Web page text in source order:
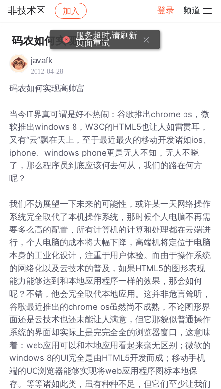
非技术区 加入 登录 频道
社区 非技术区 帖子详情
码农如何实现高帅富
javafk
2012-04-28
码农如何实现高帅富
当今IT界真可谓是好不热闹：谷歌推出chrome os，微
软推出windows 8，W3C的HTML5也让人如雷贯耳，
又有“云”飘在天上，至于最近最火的移动开发诸如ios、
iphone、windows phone更是无人不知，无人不晓
了，那么程序员到底应该何去何从，我们的路在何方
呢？
我们不妨展望一下未来的可能性，或许某一天网络操作
系统完全取代了本机操作系统，那时候个人电脑不再需
要多么高的配置，所有计算机的计算和处理都在云端进
行，个人电脑的成本将大幅下降，高端机将定位于电脑
本身的工业化设计，注重于用户体验。而由于操作系统
的网络化以及云技术的普及，如果HTML5的图形表现
能力能够达到和本地应用程序一样的效果，那会如何
呢？不错，他会完全取代本地应用。这并非危言耸听，
谷歌最近推出的chrome os虽然尚不成熟，不论图形界
面还是云技术也还未能让人满意，但它那貌似普通操作
系统的界面却实际上是完完全全的浏览器窗口，这意味
着：web应用可以和本地应用看起来毫无区别；微软的
windows 8的UI完全是由HTML5开发而成；移动手机
端的UC浏览器能够实现将web应用程序图标本地保
存。等等诸如此类，虽有种种不足，但它们至少让我们
服务超时,请刷新
页面重试